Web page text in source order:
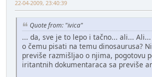
22-04-2009, 23:40:39
Quote from: "ivica"
... da, sve je to lepo i tačno... ali... Ali...
o čemu pisati na temu dinosaurusa?
previše razmišljao o njima, pogotovu
iritantnih dokumentaraca sa previše